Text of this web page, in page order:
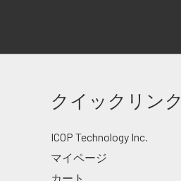
クイックリンク
ICOP Technology Inc.
マイページ
カート